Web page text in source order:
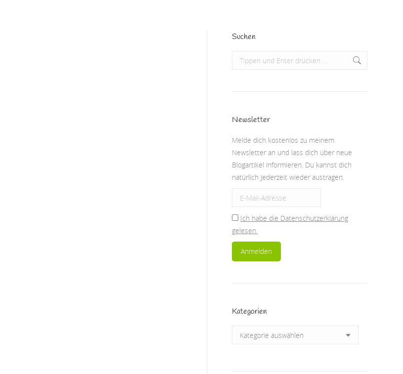
Suchen
Search:
Newsletter
Melde dich kostenlos zu meinem
Newsletter an und lass dich über neue
Blogartikel informieren. Du kannst dich
natürlich jederzeit wieder austragen.
Ich habe die Datenschutzerklärung
gelesen.
Kategorien
Kategorien